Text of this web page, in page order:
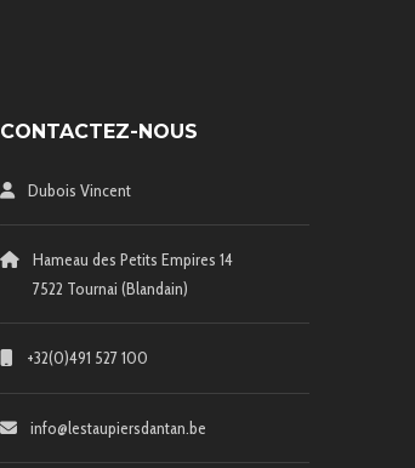
CONTACTEZ-NOUS
Dubois Vincent
Hameau des Petits Empires 14
7522 Tournai (Blandain)
+32(0)491 527 100
info@lestaupiersdantan.be